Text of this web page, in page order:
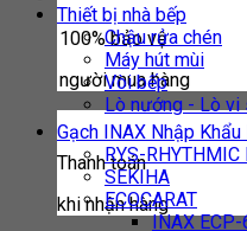
100% bảo vệ
người mua hàng
Thanh toán
khi nhận hàng
Thiết bị nhà bếp
Chậu rửa chén
Máy hút mùi
Vòi bếp
Lò nướng - Lò vi
Gạch INAX Nhập
RYS-RHYTHMIC
SEKIHA
ECOCARAT
INAX